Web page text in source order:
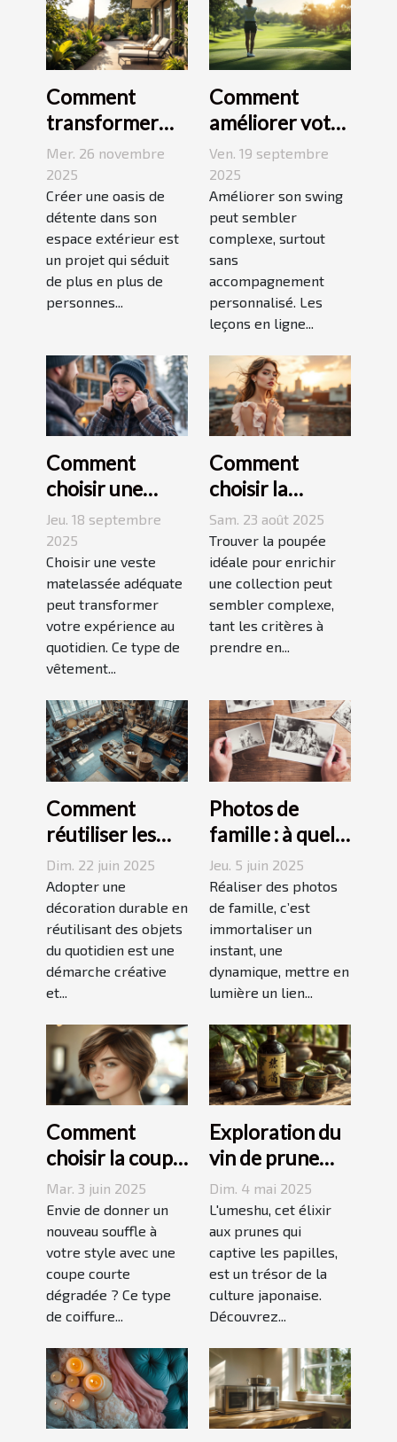
Comment
transformer
votre espace
extérieur en
oasis de
détente ?
Mer. 26 novembre
2025
Créer une oasis de
détente dans son
espace extérieur est
un projet qui séduit
de plus en plus de
personnes...
Comment
améliorer votre
swing avec des
leçons en ligne
Ven. 19 septembre
2025
Améliorer son swing
peut sembler
complexe, surtout
sans
accompagnement
personnalisé. Les
leçons en ligne...
Comment
choisir une
veste
matelassée
adaptée à votre
style de vie ?
Jeu. 18 septembre
2025
Choisir une veste
matelassée adéquate
peut transformer
votre expérience au
quotidien. Ce type de
vêtement...
Comment
choisir la
poupée
parfaite pour
votre collection
unique ?
Sam. 23 août 2025
Trouver la poupée
idéale pour enrichir
une collection peut
sembler complexe,
tant les critères à
prendre en...
Comment
réutiliser les
objets du
quotidien pour
une décoration
durable
Dim. 22 juin 2025
Adopter une
décoration durable en
réutilisant des objets
du quotidien est une
démarche créative
et...
Photos de
famille : à quel
photographe
confier cette
tâche à
Grenoble ?
Jeu. 5 juin 2025
Réaliser des photos
de famille, c’est
immortaliser un
instant, une
dynamique, mettre en
lumière un lien...
Comment
choisir la coupe
courte
dégradée
parfaite pour
votre visage
Mar. 3 juin 2025
Envie de donner un
nouveau souffle à
votre style avec une
coupe courte
dégradée ? Ce type
de coiffure...
Exploration du
vin de prune
umeshu :
origines,
saveurs et
accords
Dim. 4 mai 2025
L'umeshu, cet élixir
aux prunes qui
captive les papilles,
est un trésor de la
culture japonaise.
Découvrez...